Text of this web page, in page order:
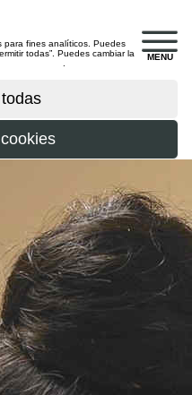
MENU
para fines analíticos. Puedes
todas”. Puedes cambiar la